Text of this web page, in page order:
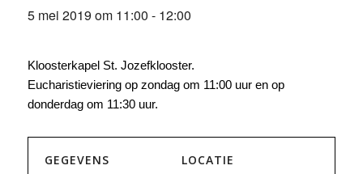
5 mei 2019 om 11:00 - 12:00
Kloosterkapel St. Jozefklooster.
Eucharistieviering op zondag om 11:00 uur en op
donderdag om 11:30 uur.
GEGEVENS LOCATIE